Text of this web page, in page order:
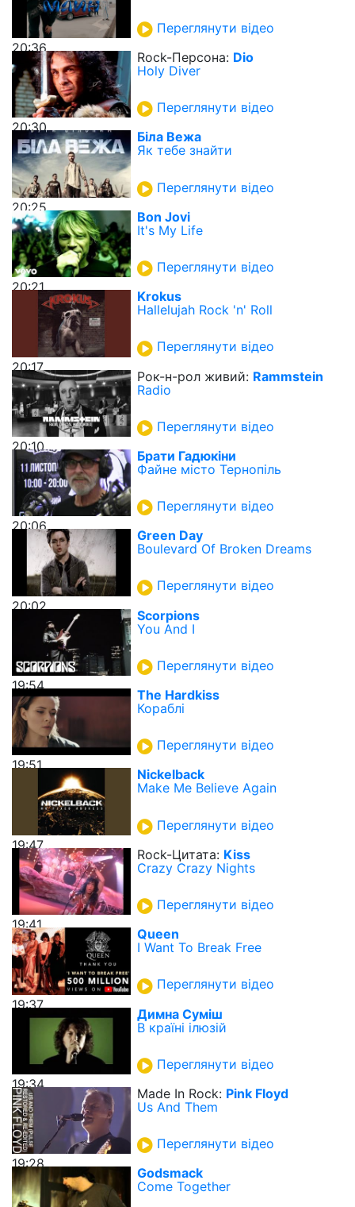
20:36
Переглянути відео
20:30
Rock-Персона: Dio
Holy Diver
Переглянути відео
20:25
Біла Вежа
Як тебе знайти
Переглянути відео
20:21
Bon Jovi
It's My Life
Переглянути відео
20:17
Krokus
Hallelujah Rock 'n' Roll
Переглянути відео
20:10
Рок-н-рол живий: Rammstein
Radio
Переглянути відео
20:06
Брати Гадюкіни
Файне місто Тернопіль
Переглянути відео
20:02
Green Day
Boulevard Of Broken Dreams
Переглянути відео
19:54
Scorpions
You And I
Переглянути відео
19:51
The Hardkiss
Кораблі
Переглянути відео
19:47
Nickelback
Make Me Believe Again
Переглянути відео
19:41
Rock-Цитата: Kiss
Crazy Crazy Nights
Переглянути відео
19:37
Queen
I Want To Break Free
Переглянути відео
19:34
Димна Суміш
В країні ілюзій
Переглянути відео
19:28
Made In Rock: Pink Floyd
Us And Them
Переглянути відео
Godsmack
Come Together